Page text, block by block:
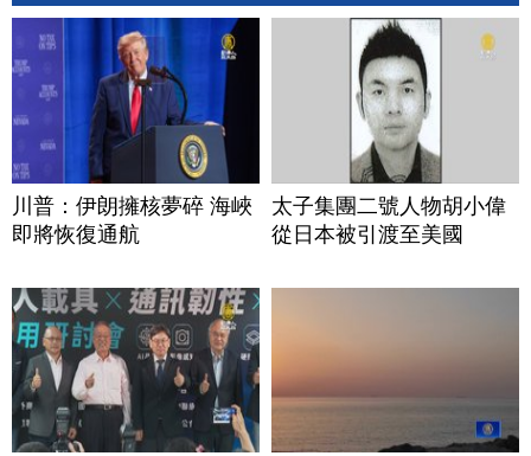
川普：伊朗擁核夢碎 海峽
即將恢復通航
太子集團二號人物胡小偉
從日本被引渡至美國